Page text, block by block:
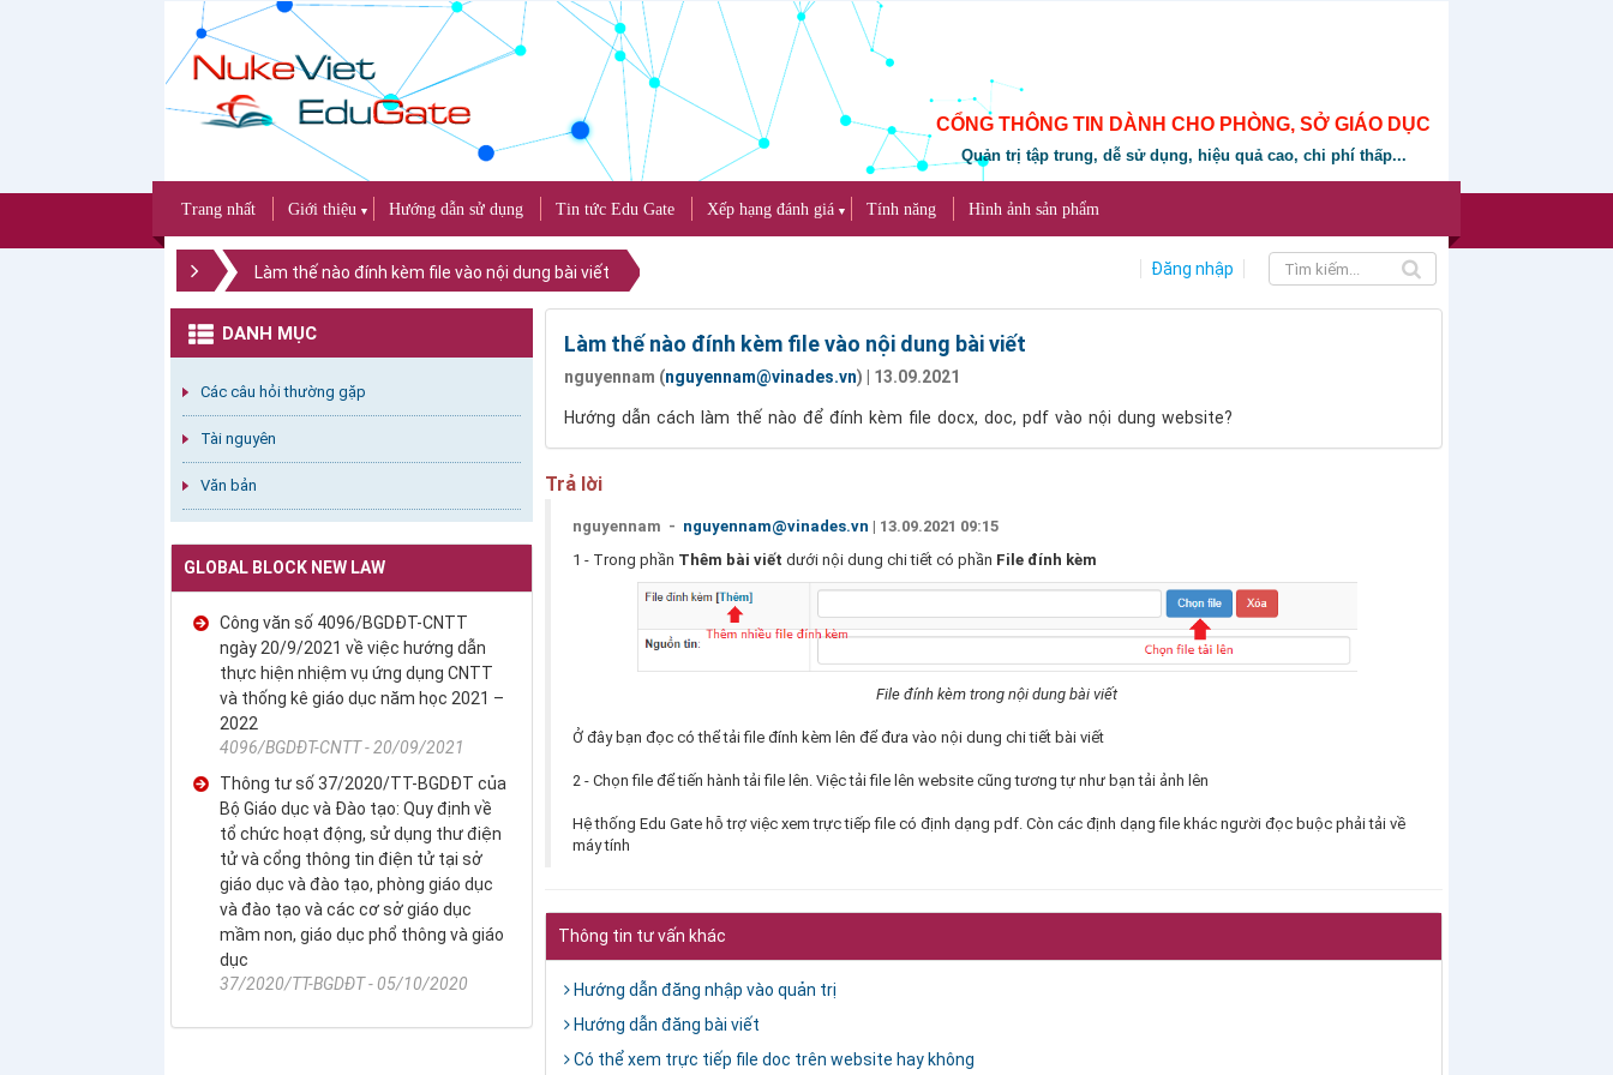
CỔNG THÔNG TIN DÀNH CHO PHÒNG, SỞ GIÁO DỤC
Quản trị tập trung, dễ sử dụng, hiệu quả cao, chi phí thấp...
Trang nhất Giới thiệu ▼ Hướng dẫn sử dụng Tin tức Edu Gate Xếp hạng đánh giá ▼ Tính năng Hình ảnh sản phẩm
Làm thế nào đính kèm file vào nội dung bài viết Đăng nhập
Làm thế nào đính kèm file vào nội dung bài viết
nguyennam (nguyennam@vinades.vn) | 13.09.2021
Hướng dẫn cách làm thế nào để đính kèm file docx, doc, pdf vào nội dung website?
Trả lời
nguyennam - nguyennam@vinades.vn | 13.09.2021 09:15
1 - Trong phần Thêm bài viếtdưới nội dung chi tiết có phần File đính kèm
File đính kèm trong nội dung bài viết
Ở đây bạn đọc có thể tải file đính kèm lên để đưa vào nội dung chi tiết bài viết
2 - Chọn file để tiến hành tải file lên. Việc tải file lên website cũng tương tự như bạn tải ảnh lên
Hệ thống Edu Gate hỗ trợ việc xem trực tiếp file có định dạng pdf. Còn các định dạng file khác người đọc buộc phải tải về
máy tính
Thông tin tư vấn khác
Hướng dẫn đăng nhập vào quản trị
Hướng dẫn đăng bài viết
Có thể xem trực tiếp file doc trên website hay không
DANH MỤC
Các câu hỏi thường gặp
Tài nguyên
Văn bản
GLOBAL BLOCK NEW LAW
Công văn số 4096/BGDĐT-CNTT
ngày 20/9/2021 về việc hướng dẫn
thực hiện nhiệm vụ ứng dụng CNTT
và thống kê giáo dục năm học 2021 –
2022
4096/BGDĐT-CNTT - 20/09/2021
Thông tư số 37/2020/TT-BGDĐT của
Bộ Giáo dục và Đào tạo: Quy định về
tổ chức hoạt động, sử dụng thư điện
tử và cổng thông tin điện tử tại sở
giáo dục và đào tạo, phòng giáo dục
và đào tạo và các cơ sở giáo dục
mầm non, giáo dục phổ thông và giáo
dục
37/2020/TT-BGDĐT - 05/10/2020